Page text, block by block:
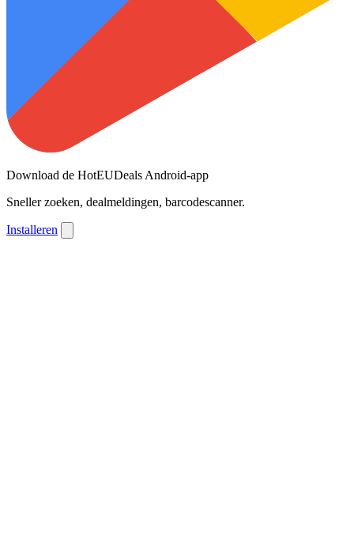
Download de HotEUDeals Android-app
Sneller zoeken, dealmeldingen, barcodescanner.
Installeren